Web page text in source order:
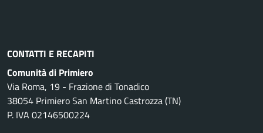
CONTATTI E RECAPITI
Comunità di Primiero
Via Roma, 19 - Frazione di Tonadico
38054 Primiero San Martino Castrozza (TN)
P. IVA 02146500224